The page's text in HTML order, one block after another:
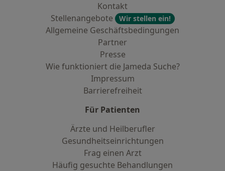
Kontakt
Stellenangebote
Wir stellen ein!
Allgemeine Geschäftsbedingungen
Partner
Presse
Wie funktioniert die Jameda Suche?
Impressum
Barrierefreiheit
Für Patienten
Ärzte und Heilberufler
Gesundheitseinrichtungen
Frag einen Arzt
Häufig gesuchte Behandlungen